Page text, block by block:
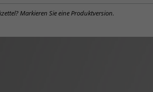
Markieren Sie eine Produktversion.